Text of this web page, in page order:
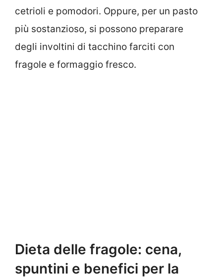
cetrioli e pomodori. Oppure, per un pasto
più sostanzioso, si possono preparare
degli involtini di tacchino farciti con
fragole e formaggio fresco.
Dieta delle fragole: cena,
spuntini e benefici per la